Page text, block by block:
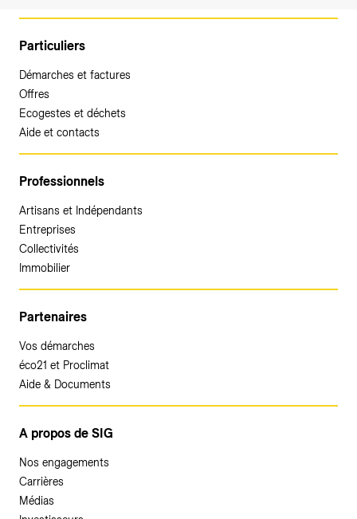
Particuliers
Démarches et factures
Offres
Ecogestes et déchets
Aide et contacts
Professionnels
Artisans et Indépendants
Entreprises
Collectivités
Immobilier
Partenaires
Vos démarches
éco21 et Proclimat
Aide & Documents
A propos de SIG
Nos engagements
Carrières
Médias